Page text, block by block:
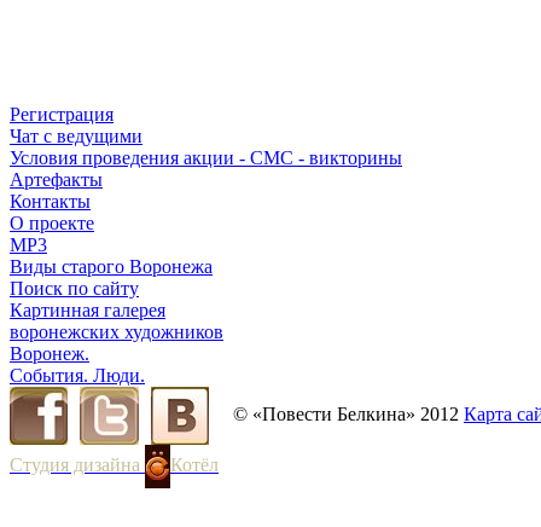
Регистрация
Чат с ведущими
Условия проведения акции - СМС - викторины
Артефакты
Контакты
О проекте
MP3
Виды старого Воронежа
Поиск по сайту
Картинная галерея
воронежских художников
Воронеж.
События. Люди.
© «Повести Белкина» 2012 Карта
Студия дизайна Котёл